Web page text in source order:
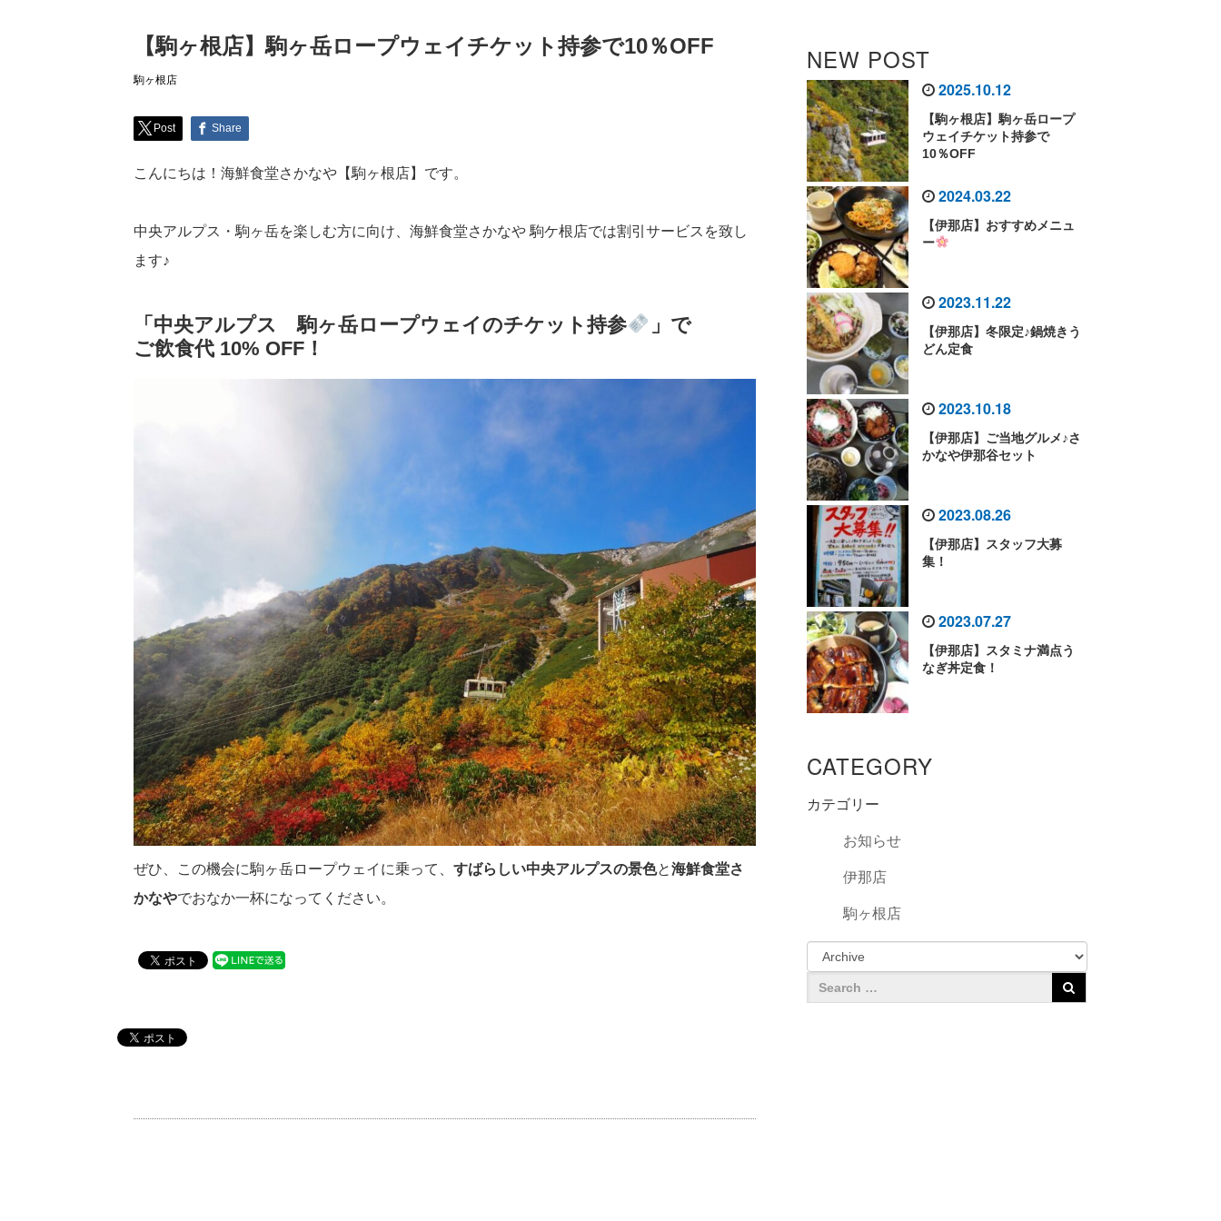
【駒ヶ根店】駒ヶ岳ロープウェイチケット持参で10％OFF
駒ヶ根店
Post Share
こんにちは！海鮮食堂さかなや【駒ヶ根店】です。
中央アルプス・駒ヶ岳を楽しむ方に向け、海鮮食堂さかなや 駒ケ根店では割引サービスを致し
ます♪
「中央アルプス 駒ヶ岳ロープウェイのチケット持参
」で
ご飲食代 10% OFF ！
ぜひ、この機会に駒ヶ岳ロープウェイに乗って、 すばらしい中央アルプスの景色と海鮮食堂さ
かなやでおなか一杯になってください。
NEW POST
2025.10.12
【駒ヶ根店】駒ヶ岳ロープ
ウェイチケット持参で
10％OFF
2024.03.22
【伊那店】おすすめメニュ
ー
2023.11.22
【伊那店】冬限定♪鍋焼きう
どん定食
2023.10.18
【伊那店】ご当地グルメ♪さ
かなや伊那谷セット
2023.08.26
【伊那店】スタッフ大募
集！
2023.07.27
【伊那店】スタミナ満点う
なぎ丼定食！
CATEGORY
カテゴリー
お知らせ
伊那店
駒ヶ根店